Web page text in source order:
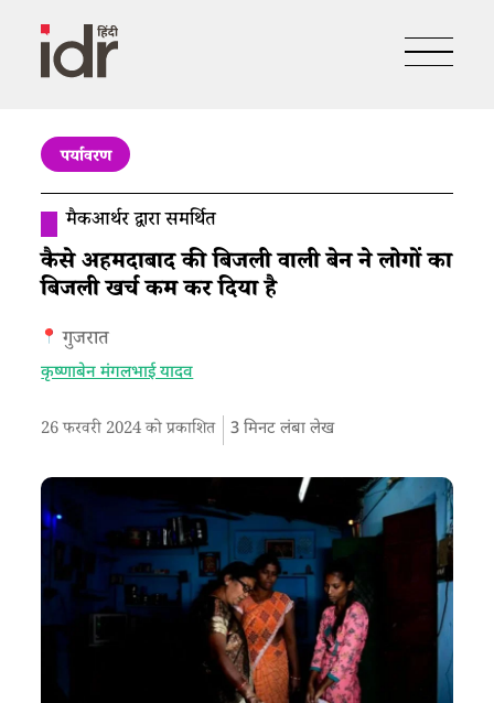
पर्यावरण
मैकआर्थर द्वारा समर्थित
कैसे अहमदाबाद की बिजली वाली बेन ने लोगों का
बिजली खर्च कम कर दिया है
गुजरात
कृष्णाबेन मंगलभाई यादव
26 फरवरी 2024 को प्रकाशित 3मिनट लंबा लेख